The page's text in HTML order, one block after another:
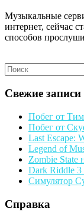
Музыкальные
интернет, сейчас
способов
Search
for:
Свежие записи
Побег от
Побег от
Last Escape:
Legend of
Zombie State
Dark Riddle
Симулятор
Справка